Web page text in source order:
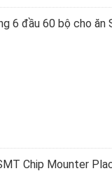
6 đầu 60 bộ cho ăn
Chip Mounter